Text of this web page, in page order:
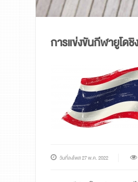
การแข่งขันกีฬายูโดชิ
วันที่ลงโพส 27 พ.ค. 2022